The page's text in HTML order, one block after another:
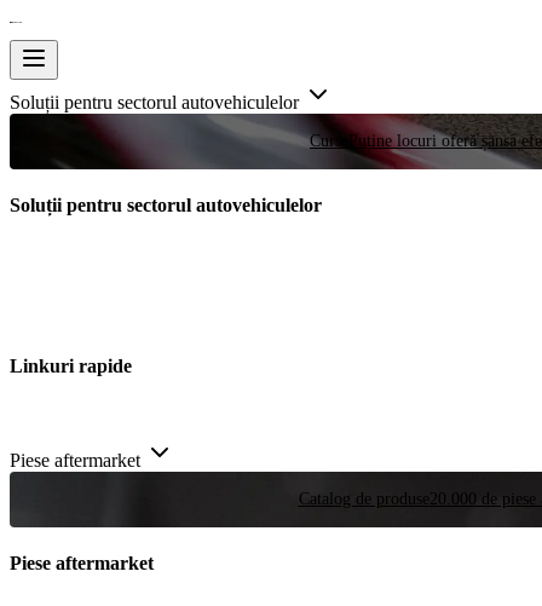
Soluții pentru sectorul autovehiculelor
Curse Puține locuri oferă șansa
Soluții pentru sectorul autovehiculelor
Linkuri rapide
Piese aftermarket
Catalog de produse 20.000 de
Piese aftermarket